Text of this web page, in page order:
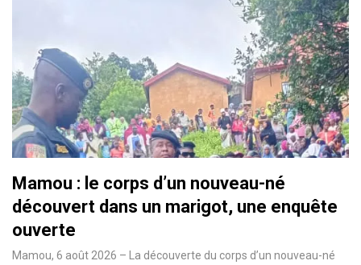
Mamou : le corps d’un nouveau-né
découvert dans un marigot, une enquête
ouverte
Mamou, 6 août 2026 – La découverte du corps d’un nouveau-né